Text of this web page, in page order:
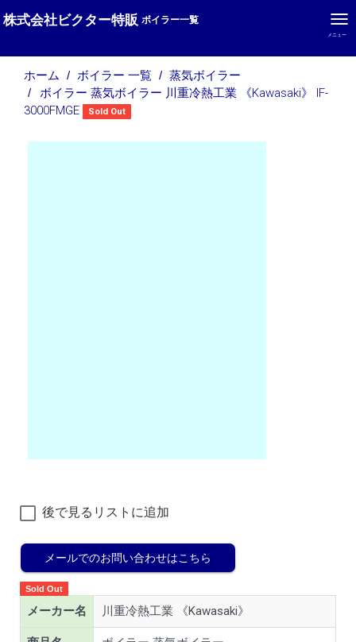
メニュー
株式会社ビクター特販 ボイラー一覧
ホーム ボイラー 一覧 蒸気ボイラー
ボイラー 蒸気ボイラー 川重冷熱工業 《Kawasaki》 IF-
3000FMGE
Sold Out
後で見るリストに追加
メールでのお問い合わせはこちら
Sold Out
メーカー名 川重冷熱工業 《Kawasaki》